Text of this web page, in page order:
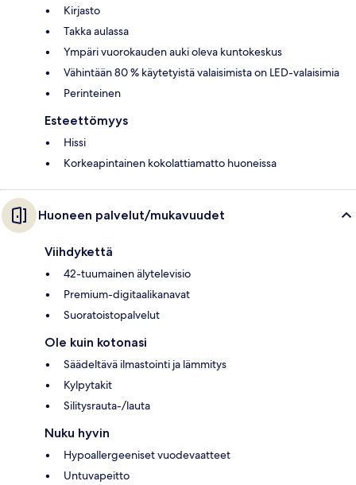
Kirjasto
Takka aulassa
Ympäri vuorokauden auki oleva kuntokeskus
Vähintään 80 % käytetyistä valaisimista on LED-valaisimia
Perinteinen
Esteettömyys
Hissi
Korkeapintainen kokolattiamatto huoneissa
Huoneen palvelut/mukavuudet
Viihdykettä
42-tuumainen älytelevisio
Premium-digitaalikanavat
Suoratoistopalvelut
Ole kuin kotonasi
Säädeltävä ilmastointi ja lämmitys
Kylpytakit
Silitysrauta-/lauta
Nuku hyvin
Hypoallergeeniset vuodevaatteet
Untuvapeitto